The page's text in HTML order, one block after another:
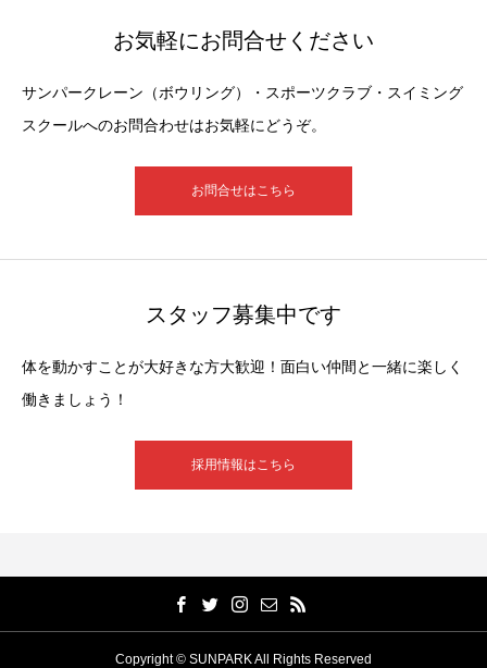
お気軽にお問合せください
サンパークレーン（ボウリング）・スポーツクラブ・スイミング
スクールへのお問合わせはお気軽にどうぞ。
お問合せはこちら
スタッフ募集中です
体を動かすことが大好きな方大歓迎！面白い仲間と一緒に楽しく
働きましょう！
採用情報はこちら
Copyright © SUNPARK All Rights Reserved